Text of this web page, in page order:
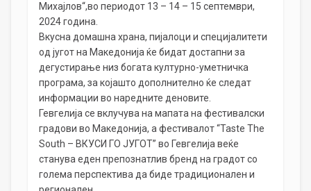
Михајлов“,во периодот 13 – 14 – 15 септември,
2024 година.
Вкусна домашна храна, пијалоци и специјалитети
од југот на Македонија ќе бидат достапни за
дегустирање низ богата културно-уметничка
програма, за којашто дополнително ќе следат
информации во наредните деновите.
Гевгелија се вклучува на мапата на фестивалски
градови во Македонија, а фестивалот “Taste The
South – ВКУСИ ГО ЈУГОТ” во Гевгелија веќе
станува еден препознатлив бренд на градот со
голема перспектива да биде традиционален и